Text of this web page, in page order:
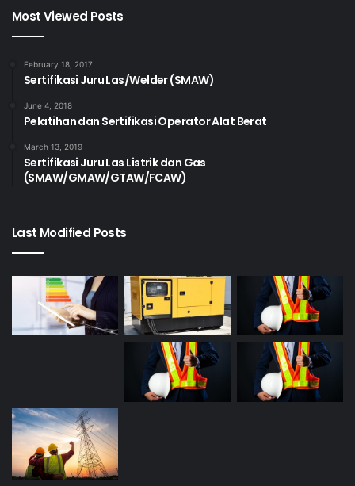
Most Viewed Posts
February 18, 2017
Sertifikasi Juru Las/Welder (SMAW)
June 4, 2018
Pelatihan dan Sertifikasi Operator Alat Berat
March 13, 2019
Sertifikasi Juru Las Listrik dan Gas
(SMAW/GMAW/GTAW/FCAW)
Last Modified Posts